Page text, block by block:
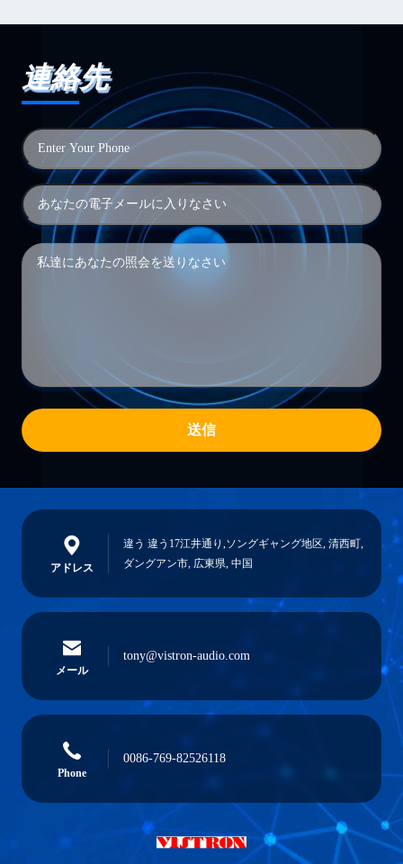
連絡先
送信
アドレス
違う 違う17江井通り,ソングギャング地区, 清西町,
ダングアン市, 広東県, 中国
メール
tony@vistron-audio.com
Phone
0086-769-82526118